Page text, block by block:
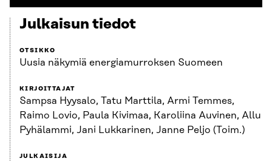
Julkaisun tiedot
OTSIKKO
Uusia näkymiä energiamurroksen Suomeen
KIRJOITTAJAT
Sampsa Hyysalo, Tatu Marttila, Armi Temmes,
Raimo Lovio, Paula Kivimaa, Karoliina Auvinen, Allu
Pyhälammi, Jani Lukkarinen, Janne Peljo (Toim.)
JULKAISIJA